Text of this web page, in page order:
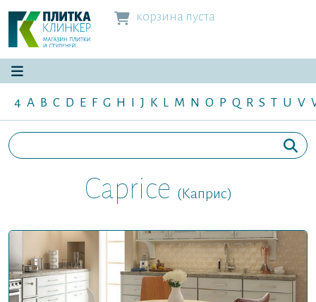
корзина пуста
4 A B C D E F G H I J K L M N O P Q R S T U V
Caprice (Каприс)